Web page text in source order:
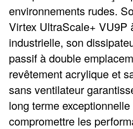
environnements rudes.
Virtex UltraScale+ VU9P
industrielle, son
passif à double
revêtement acrylique et
sans ventilateur
long terme
compromettre les